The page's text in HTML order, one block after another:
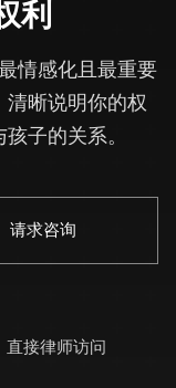
利
情感化且最重要
晰说明你的权
子的关系。
请求咨询
直接律师访问